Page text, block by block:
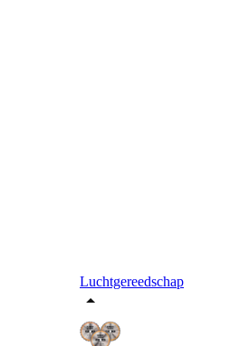
Luchtgereedschap